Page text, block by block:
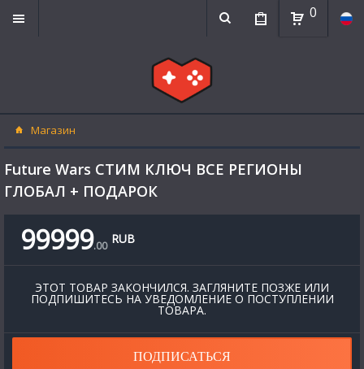
0
Магазин
Future Wars СТИМ КЛЮЧ ВСЕ РЕГИОНЫ
ГЛОБАЛ + ПОДАРОК
99999.00 RUB
ЭТОТ ТОВАР ЗАКОНЧИЛСЯ. ЗАГЛЯНИТЕ ПОЗЖЕ ИЛИ
ПОДПИШИТЕСЬ НА УВЕДОМЛЕНИЕ О ПОСТУПЛЕНИИ
ТОВАРА.
ПОДПИСАТЬСЯ